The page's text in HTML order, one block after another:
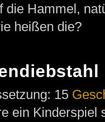
die Hammel,
heißen die?
15
ein Kinderspiel